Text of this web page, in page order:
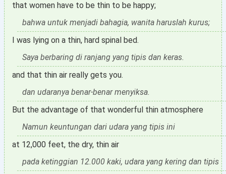
that women have to be thin to be happy;
bahwa untuk menjadi bahagia, wanita haruslah kurus;
I was lying on a thin, hard spinal bed.
Saya berbaring di ranjang yang tipis dan keras.
and that thin air really gets you.
dan udaranya benar-benar menyiksa.
But the advantage of that wonderful thin atmosphere
Namun keuntungan dari udara yang tipis ini
at 12,000 feet, the dry, thin air
pada ketinggian 12.000 kaki, udara yang kering dan tipis